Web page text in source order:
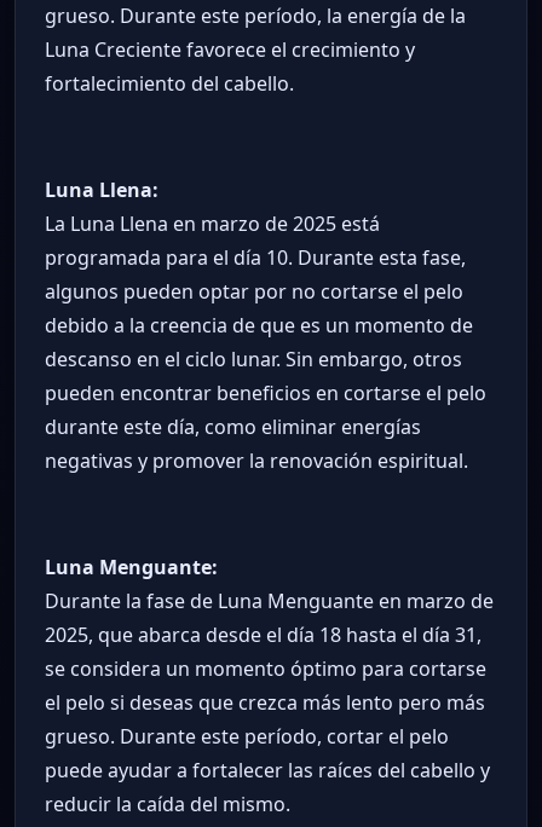
grueso. Durante este período, la energía de la
Luna Creciente favorece el crecimiento y
fortalecimiento del cabello.
Luna Llena:
La Luna Llena en marzo de 2025 está
programada para el día 10. Durante esta fase,
algunos pueden optar por no cortarse el pelo
debido a la creencia de que es un momento de
descanso en el ciclo lunar. Sin embargo, otros
pueden encontrar beneficios en cortarse el pelo
durante este día, como eliminar energías
negativas y promover la renovación espiritual.
Luna Menguante:
Durante la fase de Luna Menguante en marzo de
2025, que abarca desde el día 18 hasta el día 31,
se considera un momento óptimo para cortarse
el pelo si deseas que crezca más lento pero más
grueso. Durante este período, cortar el pelo
puede ayudar a fortalecer las raíces del cabello y
reducir la caída del mismo.